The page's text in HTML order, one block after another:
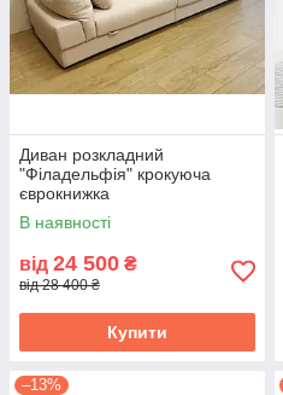
Диван розкладний
"Філадельфія" крокуюча
єврокнижка
В наявності
від 24 500 ₴
від 28 400 ₴
Купити
–13%